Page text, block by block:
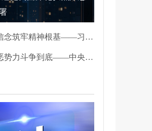
以坚定的理想信念筑牢精神根基——习近平党建思想理论品格系列述评之一
坚定不移与黑恶势力斗争到底——中央政法委负责同志就开展深化扫黑除恶专项斗争有关问题答记者问